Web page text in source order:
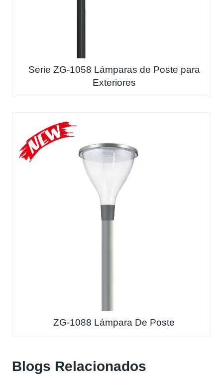
Serie ZG-1058 Lámparas de Poste para
Exteriores
ZG-1088 Lámpara De Poste
Blogs Relacionados